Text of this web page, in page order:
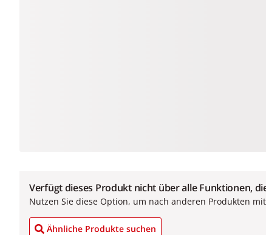
Verfügt dieses Produkt nicht über alle Funktionen,
Nutzen Sie diese Option, um nach anderen Produkten
Ähnliche Produkte suchen